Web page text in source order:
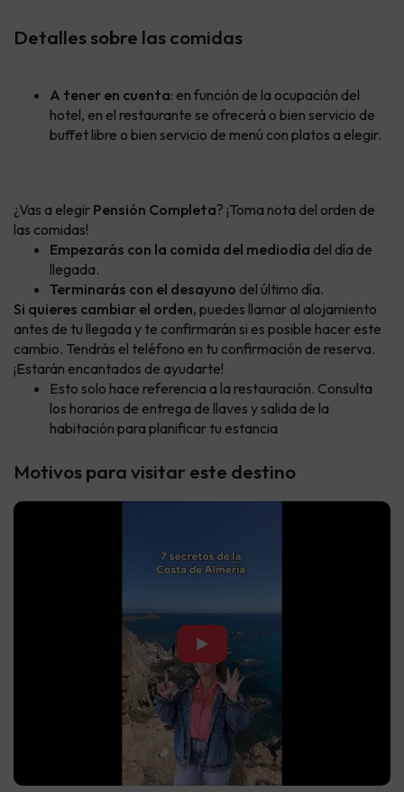
Detalles sobre las comidas
A tener en cuenta: en función de la ocupación del
hotel, en el restaurante se ofrecerá o bien servicio de
buffet libre o bien servicio de menú con platos a elegir.
¿Vas a elegir Pensión Completa? ¡Toma nota del orden de
las comidas!
Empezarás con la comida del mediodía del día de
llegada.
Terminarás con el desayuno del último día.
Si quieres cambiar el orden, puedes llamar al alojamiento
antes de tu llegada y te confirmarán si es posible hacer este
cambio. Tendrás el teléfono en tu confirmación de reserva.
¡Estarán encantados de ayudarte!
Esto solo hace referencia a la restauración. Consulta
los horarios de entrega de llaves y salida de la
habitación para planificar tu estancia
Motivos para visitar este destino
▶